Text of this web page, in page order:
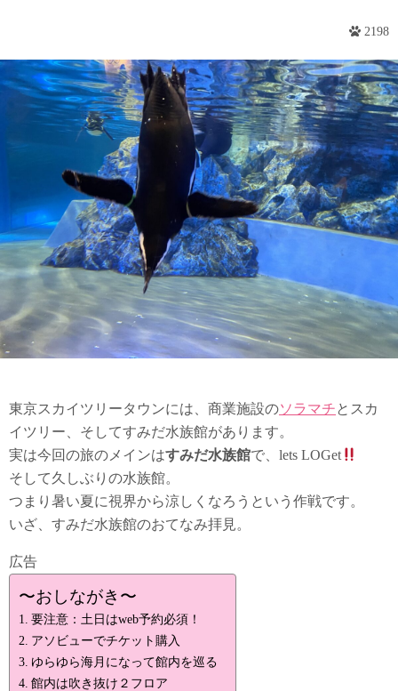
2198
東京スカイツリータウンには、商業施設のソラマチとスカ
イツリー、そしてすみだ水族館があります。
実は今回の旅のメインはすみだ水族館で、lets LOGet
そして久しぶりの水族館。
つまり暑い夏に視界から涼しくなろうという作戦です。
いざ、すみだ水族館のおてなみ拝見。
広告
〜おしながき〜
要注意：土日はweb予約必須！
アソビューでチケット購入
ゆらゆら海月になって館内を巡る
館内は吹き抜け２フロア